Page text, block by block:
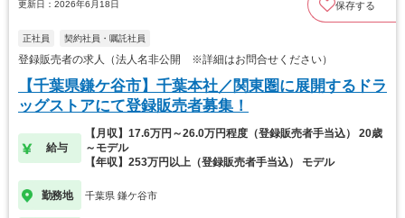
更新日：2026年6月18日 保存する
正社員 契約社員・嘱託社員
登録販売者の求人（法人名非公開 ※詳細はお問合せください）
【千葉県鎌ケ谷市】千葉本社／関東圏に展開するドラ
ッグストアにて登録販売者募集！
給与
【月収】17.6万円～26.0万円程度（登録販売者手当込） 20歳
～モデル
【年収】253万円以上（登録販売者手当込） モデル
勤務地 千葉県 鎌ケ谷市